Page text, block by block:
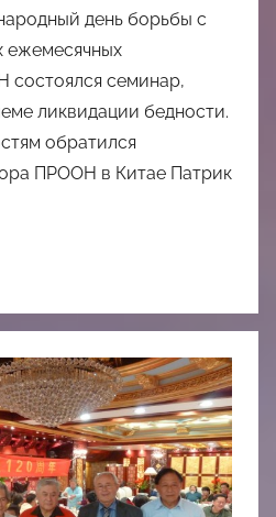
день борьбы с
ежемесячных
семинар,
ликвидации бедности.
обратился
ПРООН в Китае Патрик